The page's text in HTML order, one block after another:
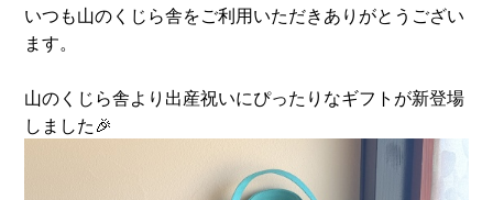
いつも山のくじら舎をご利用いただきありがとうござい
ます。
山のくじら舎より出産祝いにぴったりなギフトが新登場
しました🎉